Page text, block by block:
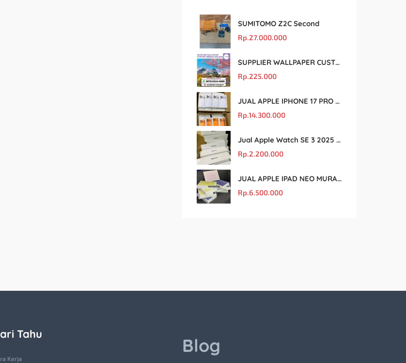
SUMITOMO Z2C Second
Rp.27.000.000
SUPPLIER WALLPAPER CUSTOM TERBAIK MALANG
Rp.225.000
JUAL APPLE IPHONE 17 PRO MAX MURAH DAN ORIGINAL
Rp.14.300.000
Jual Apple Watch SE 3 2025 BM Murah Dan original
Rp.2.200.000
JUAL APPLE IPAD NEO MURAH DAN ORIGINAL
Rp.6.500.000
Tahu
Kerja
Blog